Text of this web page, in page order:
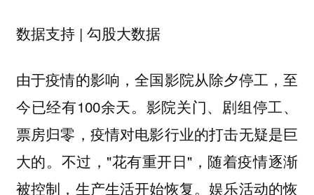
数据支持 | 勾股大数据
由于疫情的影响，全国影院从除夕停工，至
今已经有100余天。影院关门、剧组停工、
票房归零，疫情对电影行业的打击无疑是巨
大的。不过，"花有重开日"，随着疫情逐渐
被控制，生产生活开始恢复。娱乐活动的恢